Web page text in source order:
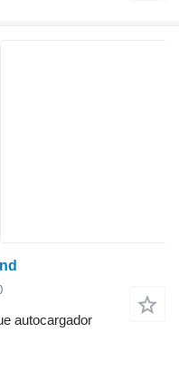
autocargador